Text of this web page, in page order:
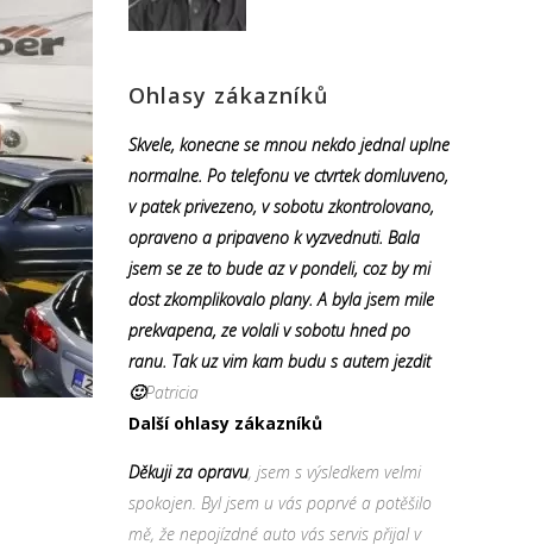
Ohlasy zákazníků
Skvele, konecne se mnou nekdo jednal uplne
normalne. Po telefonu ve ctvrtek domluveno,
v patek privezeno, v sobotu zkontrolovano,
opraveno a pripaveno k vyzvednuti. Bala
jsem se ze to bude az v pondeli, coz by mi
dost zkomplikovalo plany. A byla jsem mile
prekvapena, ze volali v sobotu hned po
ranu. Tak uz vim kam budu s autem jezdit
🙂Patricia
Další ohlasy zákazníků
Děkuji za opravu, jsem s výsledkem velmi
spokojen. Byl jsem u vás poprvé a potěšilo
mě, že nepojízdné auto vás servis přijal v